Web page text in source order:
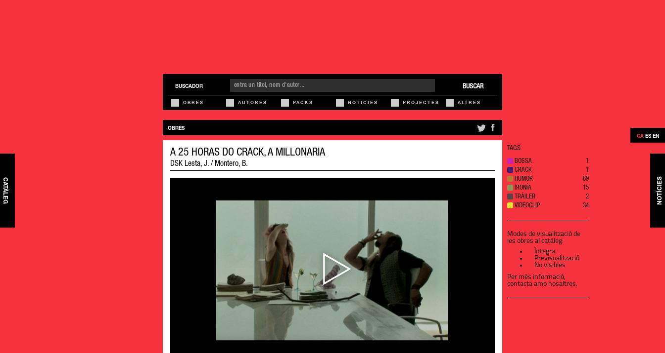
CATÀLEG
CA ES EN
NOTÍCIES
BUSCADOR BUSCAR
OBRES AUTORES PACKS NOTÍCIES PROJECTES ALTRES
OBRES
A 25 HORAS DO CRACK, A MILLONARIA
DSK Lesta, J. / Montero, B.
TAGS
BOSSA
1
CRACK
1
HUMOR
69
IRONÍA
15
TRÁILER
2
VIDEOCLIP
34
Modes de visualització de
les obres al catàleg:
Íntegra
Previsualització
No visibles
Per més informació,
contacta amb nosaltres.